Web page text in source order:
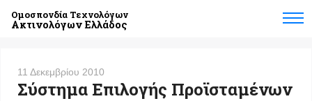
Ομοσπονδία Τεχνολόγων
Ακτινολόγων Ελλάδος
11 Δεκεμβρίου 2010
Σύστημα Επιλογής Προϊσταμένων